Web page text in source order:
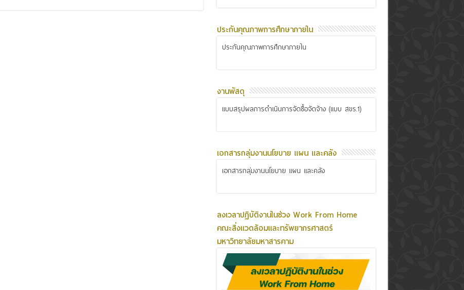
ประกันคุณภาพการศึกษาภายใน
ประกันคุณภาพการศึกษาภายใน
งานพัสดุ
แบบสรุปผลการดำเนินการจัดซื้อจัดจ้าง (แบบ สขร.1)
เอกสารกลุ่มงานนโยบาย แผน และคลัง
เอกสารกลุ่มงานนโยบาย แผน และคลัง
ลงเวลาปฏิบัติงานในช่วง Work From Home
คณะสิ่งแวดล้อมและทรัพยากรศาสตร์
มหาวิทยาลัยมหาสารคาม